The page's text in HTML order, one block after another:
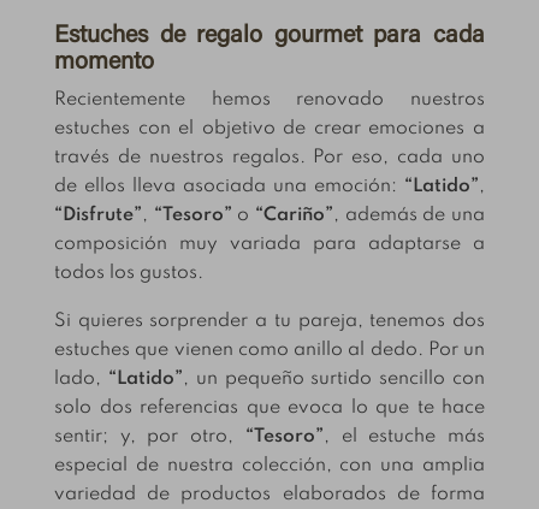
Estuches de regalo gourmet para cada
momento
Recientemente hemos renovado nuestros
estuches con el objetivo de crear emociones a
través de nuestros regalos. Por eso, cada uno
de ellos lleva asociada una emoción: “Latido”,
“Disfrute”, “Tesoro” o “Cariño”, además de una
composición muy variada para adaptarse a
todos los gustos.
Si quieres sorprender a tu pareja, tenemos dos
estuches que vienen como anillo al dedo. Por un
lado, “Latido”, un pequeño surtido sencillo con
solo dos referencias que evoca lo que te hace
sentir; y, por otro, “Tesoro”, el estuche más
especial de nuestra colección, con una amplia
variedad de productos elaborados de forma